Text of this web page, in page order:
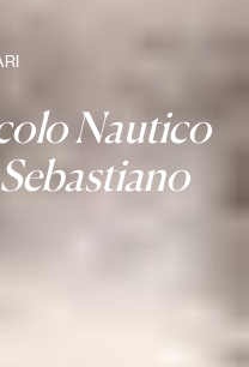
Nautico